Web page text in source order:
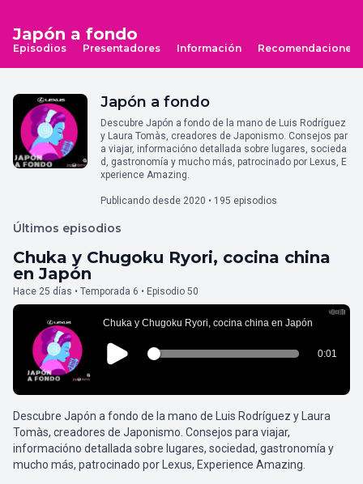
Japón a fondo
Episodios Presentadores Información Recomendaciones
Japón a fondo
Descubre Japón a fondo de la mano de Luis Rodríguez
y Laura Tomàs, creadores de Japonismo. Consejos par
a viajar, informacióno detallada sobre lugares, socieda
d, gastronomía y mucho más, patrocinado por Lexus, E
xperience Amazing.
Publicando desde 2020 • 195 episodios
Últimos episodios
Chuka y Chugoku Ryori, cocina china
en Japón
Hace 25 días • Temporada 6 • Episodio 50
Descubre Japón a fondo de la mano de Luis Rodríguez y Laura
Tomàs, creadores de Japonismo. Consejos para viajar,
informacióno detallada sobre lugares, sociedad, gastronomía y
mucho más, patrocinado por Lexus, Experience Amazing.